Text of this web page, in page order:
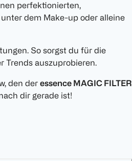
perfektionierten,
dem Make-up oder alleine
So sorgst du für die
Trends auszuprobieren.
den der essence MAGIC FILTER
dir gerade ist!